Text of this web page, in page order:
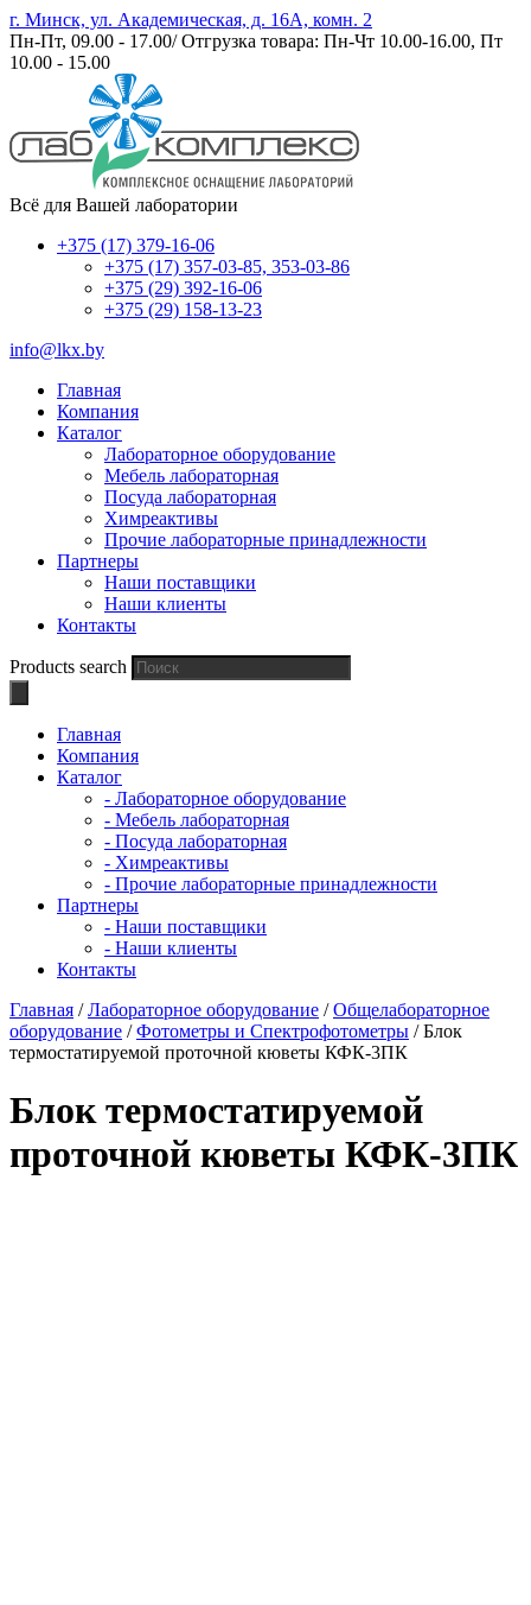
г. Минск, ул. Академическая, д. 16А, комн. 2
Пн-Пт, 09.00 - 17.00/ Отгрузка товара: Пн-Чт 10.00-16.00, Пт
10.00 - 15.00
Всё для Вашей лаборатории
+375 (17) 379-16-06
+375 (17) 357-03-85, 353-03-86
+375 (29) 392-16-06
+375 (29) 158-13-23
info@lkx.by
Главная
Компания
Каталог
Лабораторное оборудование
Мебель лабораторная
Посуда лабораторная
Химреактивы
Прочие лабораторные принадлежности
Партнеры
Наши поставщики
Наши клиенты
Контакты
Products search
Главная
Компания
Каталог
- Лабораторное оборудование
- Мебель лабораторная
- Посуда лабораторная
- Химреактивы
- Прочие лабораторные принадлежности
Партнеры
- Наши поставщики
- Наши клиенты
Контакты
Главная /Лабораторное оборудование /Общелабораторное
оборудование /Фотометры и Спектрофотометры / Блок
термостатируемой проточной кюветы КФК-3ПК
Блок термостатируемой
проточной кюветы КФК-3ПК